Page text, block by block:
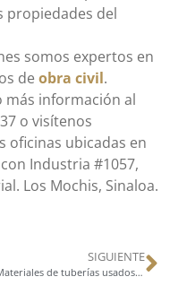
propiedades del
somos expertos en
de obra civil.
más información al
o visítenos
oficinas ubicadas en
Industria #1057,
Los Mochis, Sinaloa.
SIGUIENTE
Materiales de tuberías usados en alcantarillado sanitarios